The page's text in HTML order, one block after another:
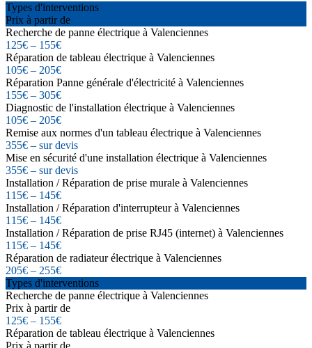
Types d'interventions
Prix à partir de
Recherche de panne électrique à Valenciennes
125€ – 155€
Réparation de tableau électrique à Valenciennes
105€ – 205€
Réparation Panne générale d'électricité à Valenciennes
155€ – 305€
Diagnostic de l'installation électrique à Valenciennes
105€ – 205€
Remise aux normes d'un tableau électrique à Valenciennes
355€ – sur devis
Mise en sécurité d'une installation électrique à Valenciennes
355€ – sur devis
Installation / Réparation de prise murale à Valenciennes
115€ – 145€
Installation / Réparation d'interrupteur à Valenciennes
115€ – 145€
Installation / Réparation de prise RJ45 (internet) à Valenciennes
115€ – 145€
Réparation de radiateur électrique à Valenciennes
205€ – 255€
Types d'interventions
Recherche de panne électrique à Valenciennes
Prix à partir de
125€ – 155€
Réparation de tableau électrique à Valenciennes
Prix à partir de